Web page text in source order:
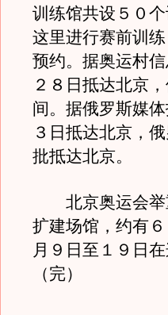
训练馆共设５０
这里进行赛前训
预约。据奥运村
２８日抵达北京
间。据俄罗斯媒
３日抵达北京，
批抵达北京。
北京奥运会举
扩建场馆，约有
月９日至１９日
（完）